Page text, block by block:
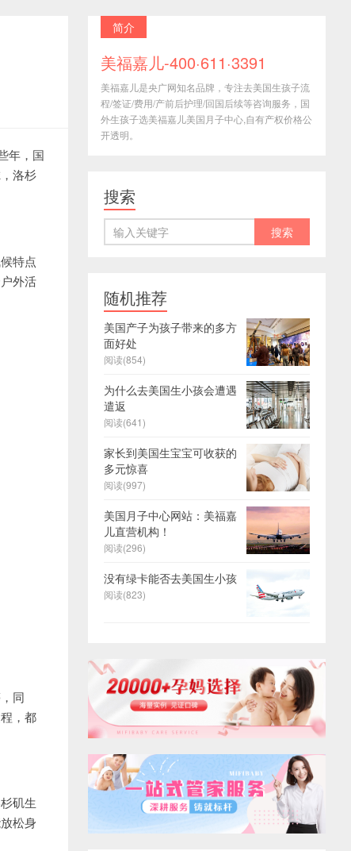
年，国
洛杉
特点
外活
同
，都
矶生
松身
简介
美福嘉儿-400·611·3391
美福嘉儿是央广网知名品牌，专注去美国生孩子流
程/签证/费用/产前后护理/回国后续等咨询服务，国
外生孩子选美福嘉儿美国月子中心,自有产权价格公
开透明。
搜索
随机推荐
美国产子为孩子带来的多方
面好处
阅读(854)
为什么去美国生小孩会遭遇
遣返
阅读(641)
家长到美国生宝宝可收获的
多元惊喜
阅读(997)
美国月子中心网站：美福嘉
儿直营机构！
阅读(296)
没有绿卡能否去美国生小孩
阅读(823)